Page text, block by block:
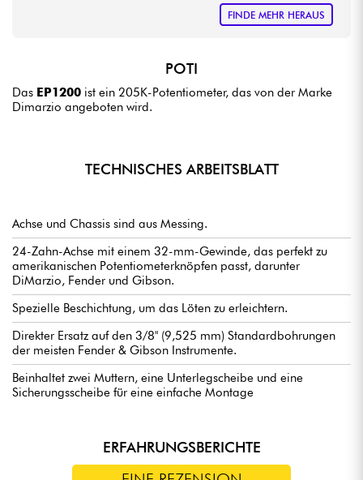
FINDE MEHR HERAUS
POTI
Das EP1200 ist ein 205K-Potentiometer, das von der Marke
Dimarzio angeboten wird.
TECHNISCHES ARBEITSBLATT
Achse und Chassis sind aus Messing.
24-Zahn-Achse mit einem 32-mm-Gewinde, das perfekt zu
amerikanischen Potentiometerknöpfen passt, darunter
DiMarzio, Fender und Gibson.
Spezielle Beschichtung, um das Löten zu erleichtern.
Direkter Ersatz auf den 3/8" (9,525 mm) Standardbohrungen
der meisten Fender & Gibson Instrumente.
Beinhaltet zwei Muttern, eine Unterlegscheibe und eine
Sicherungsscheibe für eine einfache Montage
ERFAHRUNGSBERICHTE